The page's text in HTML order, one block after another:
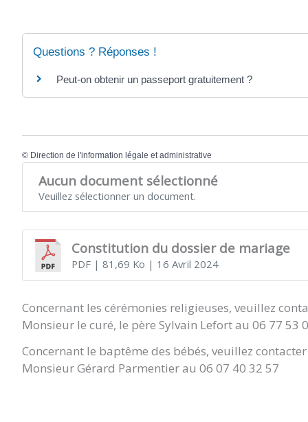
Questions ? Réponses !
Peut-on obtenir un passeport gratuitement ?
© Direction de l'information légale et administrative
Aucun document sélectionné
Veuillez sélectionner un document.
Constitution du dossier de mariage
PDF| 81,69 Ko | 16 Avril 2024
Concernant les cérémonies religieuses, veuillez
Monsieur le curé, le père Sylvain Lefort au 06 77
Concernant le baptême des bébés, veuillez contacter
Monsieur Gérard Parmentier au 06 07 40 32 57